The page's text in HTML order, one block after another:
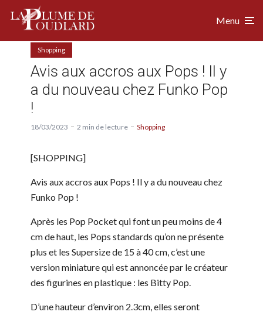
Menu
Shopping
Avis aux accros aux Pops ! Il y
a du nouveau chez Funko Pop
!
18/03/2023 2 min de lecture Shopping
[SHOPPING]
Avis aux accros aux Pops ! Il y a du nouveau chez
Funko Pop !
Après les Pop Pocket qui font un peu moins de 4
cm de haut, les Pops standards qu’on ne présente
plus et les Supersize de 15 à 40 cm, c’est une
version miniature qui est annoncée par le créateur
des figurines en plastique : les Bitty Pop.
D’une hauteur d’environ 2.3cm, elles seront